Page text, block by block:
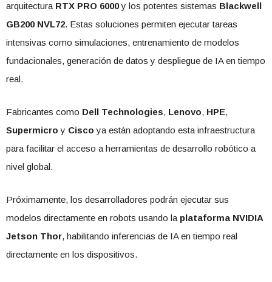
arquitectura RTX PRO 6000y los potentes sistemas Blackwell
GB200 NVL72. Estas soluciones permiten ejecutar tareas
intensivas como simulaciones, entrenamiento de modelos
fundacionales, generación de datos y despliegue de IA en tiempo
real.
Fabricantes como Dell Technologies, Lenovo, HPE,
Supermicro y Cisco ya están adoptando esta infraestructura
para facilitar el acceso a herramientas de desarrollo robótico a
nivel global.
Próximamente, los desarrolladores podrán ejecutar sus
modelos directamente en robots usando la plataforma NVIDIA
Jetson Thor, habilitando inferencias de IA en tiempo real
directamente en los dispositivos.